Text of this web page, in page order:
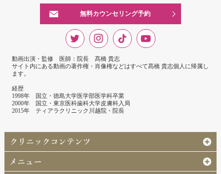
無料カウンセリング予約
動画出演・監修 医師：院長 髙橋 貴志
サイト内にある動画の著作権・肖像権などはすべて髙橋 貴志個人に帰属し
ます。
経歴
1998年 国立・徳島大学医学部医学科卒業
2000年 国立・東京医科歯科大学皮膚科入局
2015年 ティアラクリニック川越院・院長